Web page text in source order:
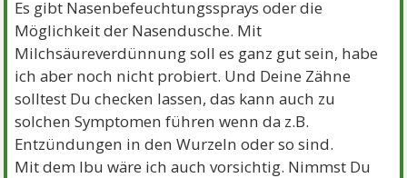
Es gibt Nasenbefeuchtungssprays oder die
Möglichkeit der Nasendusche. Mit
Milchsäureverdünnung soll es ganz gut sein, habe
ich aber noch nicht probiert. Und Deine Zähne
solltest Du checken lassen, das kann auch zu
solchen Symptomen führen wenn da z.B.
Entzündungen in den Wurzeln oder so sind.
Mit dem Ibu wäre ich auch vorsichtig. Nimmst Du